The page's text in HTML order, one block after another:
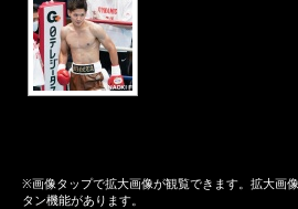
※画像タップで拡大画像が観覧できます。拡大画
タン機能があります。